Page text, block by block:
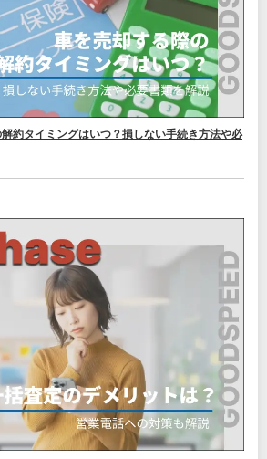
約タイミングはいつ？損しない手続き方法や必